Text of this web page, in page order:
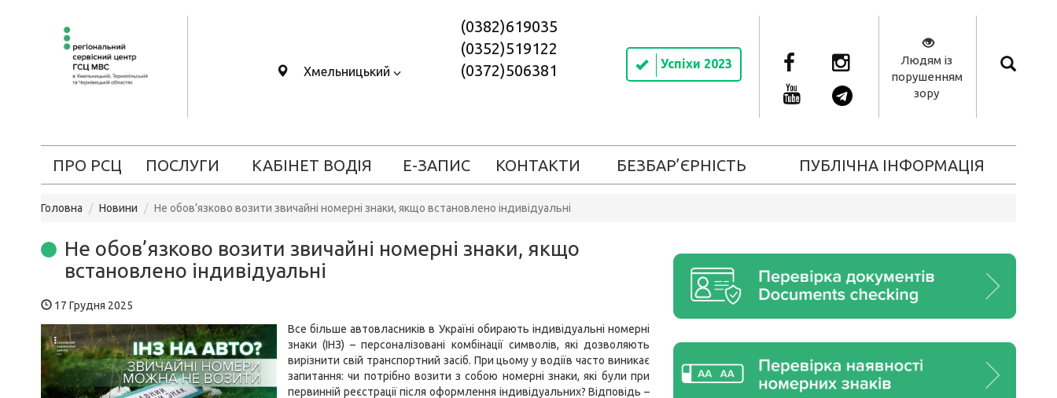
Хмельницький
(0382)619035
(0352)519122
(0372)506381
Успіхи 2023
Людям із
порушенням
зору
ПРО РСЦ ПОСЛУГИ КАБІНЕТ ВОДІЯ Е-ЗАПИС КОНТАКТИ БЕЗБАР’ЄРНІСТЬ ПУБЛІЧНА ІНФОРМАЦІЯ
Головна Новини Не обов’язково возити звичайні номерні знаки, якщо встановлено індивідуальні
Не обов’язково возити звичайні номерні знаки, якщо
встановлено індивідуальні
17 Грудня 2025
Все більше автовласників в Україні обирають індивідуальні номерні
знаки (ІНЗ) – персоналізовані комбінації символів, які дозволяють
вирізнити свій транспортний засіб. При цьому у водіїв часто виникає
запитання: чи потрібно возити з собою номерні знаки, які були при
первинній реєстрації після оформлення індивідуальних? Відповідь –